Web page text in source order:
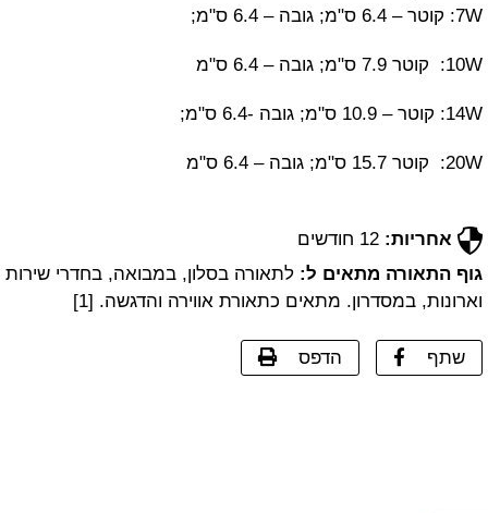
7W: קוטר – 6.4 ס"מ; גובה – 6.4 ס"מ;
10W: קוטר 7.9 ס"מ; גובה – 6.4 ס"מ
14W: קוטר – 10.9 ס"מ; גובה -6.4 ס"מ;
20W: קוטר 15.7 ס"מ; גובה – 6.4 ס"מ
אחריות:
גוף התאורה מתאים ל: לתאורה בסלון, במבואה, בחדרי שירות
וארונות, במסדרון. מתאים כתאורת אווירה והדגשה. [1]
שתף הדפס